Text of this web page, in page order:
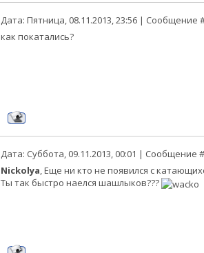
Дата: Пятница, 08.11.2013, 23:56 | Сообщение
как покатались?
Дата: Суббота, 09.11.2013, 00:01 | Сообщение
Nickolya, Еще ни кто не появился с
Ты так быстро наелся шашлыков???